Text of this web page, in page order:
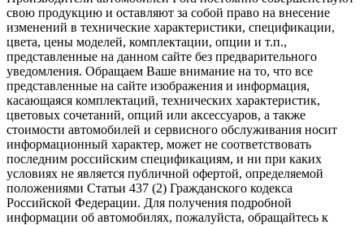
свою продукцию и оставляют за собой право на внесение
изменений в технические характеристики, спецификации,
цвета, цены моделей, комплектации, опции и т.п.,
представленные на данном сайте без предварительного
уведомления. Обращаем Ваше внимание на то, что все
представленные на сайте изображения и информация,
касающаяся комплектаций, технических характеристик,
цветовых сочетаний, опций или аксессуаров, а также
стоимости автомобилей и сервисного обслуживания носит
информационный характер, может не соответствовать
последним российским спецификациям, и ни при каких
условиях не является публичной офертой, определяемой
положениями Статьи 437 (2) Гражданского кодекса
Российской Федерации. Для получения подробной
информации об автомобилях, пожалуйста, обращайтесь к